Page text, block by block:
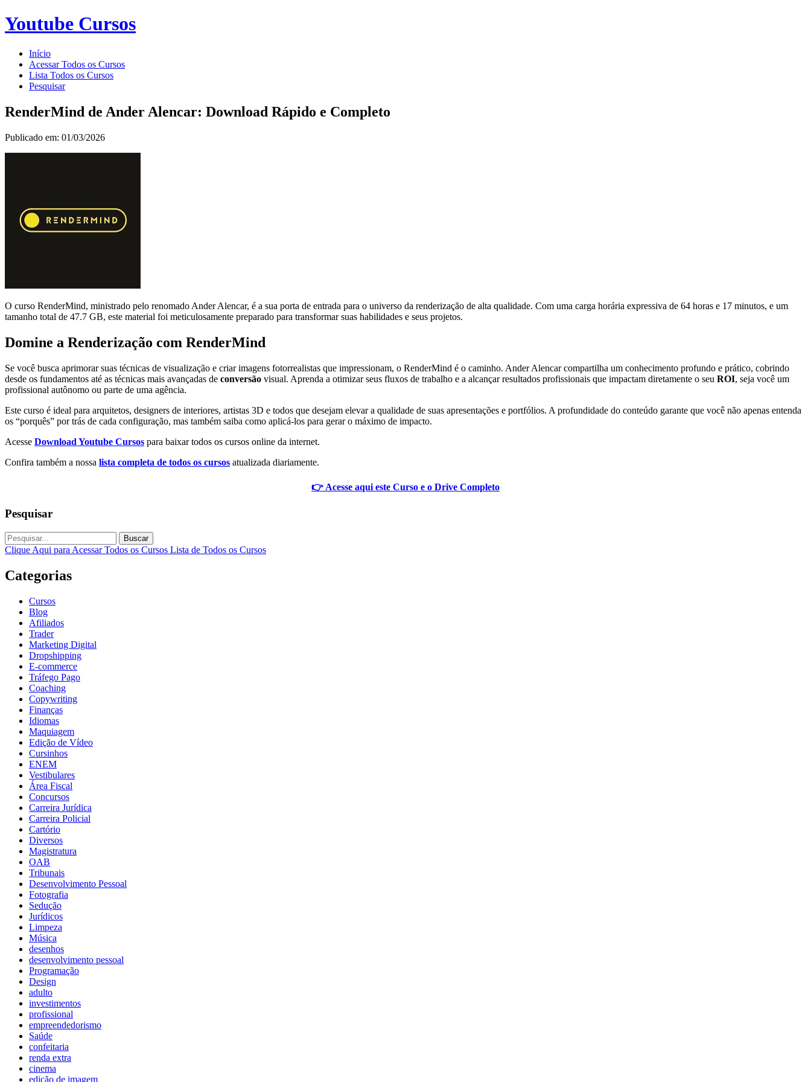
Youtube Cursos
Início
Acessar Todos os Cursos
Lista Todos os Cursos
Pesquisar
RenderMind de Ander Alencar: Download Rápido e Completo
Publicado em: 01/03/2026
O curso RenderMind, ministrado pelo renomado Ander Alencar, é a sua porta de entrada para o universo da renderização de alta qualidade. Com uma carga horária expressiva de 64 horas e 17 minutos, e um
tamanho total de 47.7 GB, este material foi meticulosamente preparado para transformar suas habilidades e seus projetos.
Domine a Renderização com RenderMind
Se você busca aprimorar suas técnicas de visualização e criar imagens fotorrealistas que impressionam, o RenderMind é o caminho. Ander Alencar compartilha um conhecimento profundo e prático, cobrindo
desde os fundamentos até as técnicas mais avançadas de conversão visual. Aprenda a otimizar seus fluxos de trabalho e a alcançar resultados profissionais que impactam diretamente o seu ROI, seja você um
profissional autônomo ou parte de uma agência.
Este curso é ideal para arquitetos, designers de interiores, artistas 3D e todos que desejam elevar a qualidade de suas apresentações e portfólios. A profundidade do conteúdo garante que você não apenas entenda
os “porquês” por trás de cada configuração, mas também saiba como aplicá-los para gerar o máximo de impacto.
Acesse Download Youtube Cursos para baixar todos os cursos online da internet.
Confira também a nossa lista completa de todos os cursos atualizada diariamente.
👉 Acesse aqui este Curso e o Drive Completo
Pesquisar
Buscar
Clique Aqui para Acessar Todos os Cursos Lista de Todos os Cursos
Categorias
Cursos
Blog
Afiliados
Trader
Marketing Digital
Dropshipping
E-commerce
Tráfego Pago
Coaching
Copywriting
Finanças
Idiomas
Maquiagem
Edição de Vídeo
Cursinhos
ENEM
Vestibulares
Área Fiscal
Concursos
Carreira Jurídica
Carreira Policial
Cartório
Diversos
Magistratura
OAB
Tribunais
Desenvolvimento Pessoal
Fotografia
Sedução
Jurídicos
Limpeza
Música
desenhos
desenvolvimento pessoal
Programação
Design
adulto
investimentos
profissional
empreendedorismo
Saúde
confeitaria
renda extra
cinema
edição de imagem